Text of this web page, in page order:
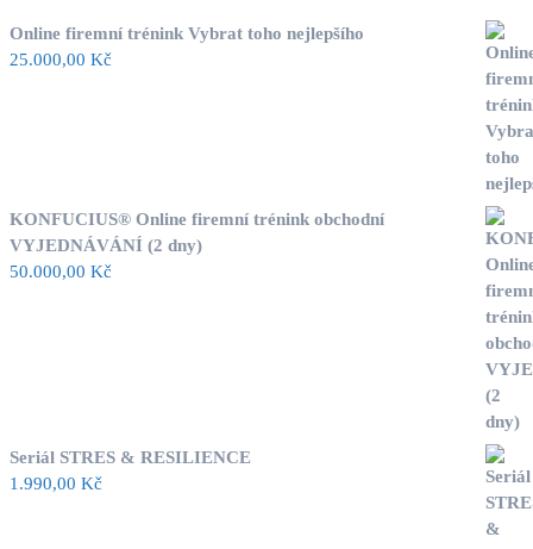
Online firemní trénink Vybrat toho nejlepšího
25.000,00 Kč
KONFUCIUS® Online firemní trénink obchodní
VYJEDNÁVÁNÍ (2 dny)
50.000,00 Kč
Seriál STRES & RESILIENCE
1.990,00 Kč